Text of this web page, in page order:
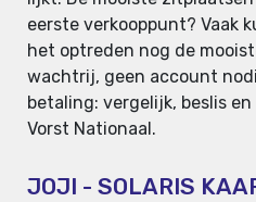
eerste verkooppunt? Vaak
het optreden nog de
wachtrij, geen account
betaling: vergelijk, beslis
Vorst Nationaal.
JOJI - SOLARIS